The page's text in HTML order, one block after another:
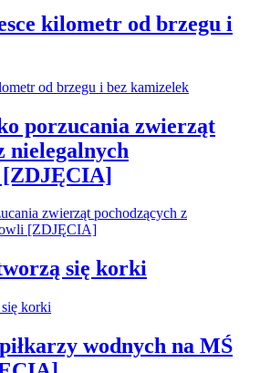
kilometr od brzegu i
porzucania zwierząt
nielegalnych
[ZDJĘCIA]
się korki
wodnych na MŚ